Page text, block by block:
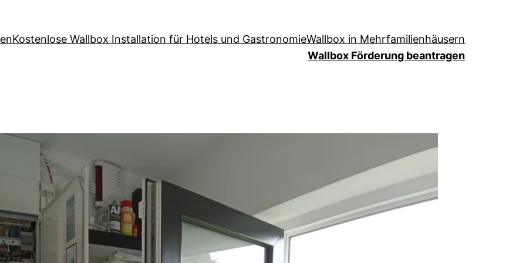
Kostenlose Wallbox Installation für Hotels und GastronomieWallbox in Mehrfamilienhäusern
Wallbox Förderung beantragen